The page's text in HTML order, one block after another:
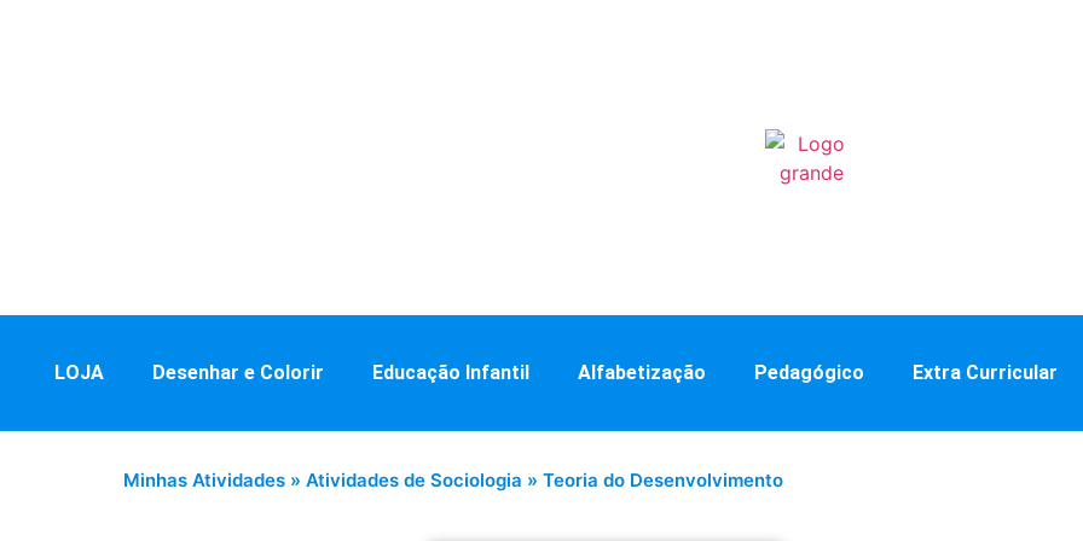
LOJA Desenhar e Colorir Educação Infantil Alfabetização Pedagógico Extra Curricular
Minhas Atividades » Atividades de Sociologia » Teoria do Desenvolvimento